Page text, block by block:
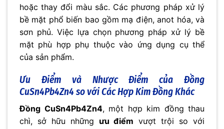
hoặc thay đổi màu sắc. Các phương pháp xử lý
bề mặt phổ biến bao gồm mạ điện, anot hóa, và
sơn phủ. Việc lựa chọn phương pháp xử lý bề
mặt phù hợp phụ thuộc vào ứng dụng cụ thể
của sản phẩm.
Ưu Điểm và Nhược Điểm của Đồng
CuSn4Pb4Zn4 so với Các Hợp Kim Đồng Khác
Đồng CuSn4Pb4Zn4, một hợp kim đồng thau
chì, sở hữu những ưu điểm vượt trội so với